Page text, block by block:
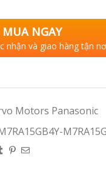
MUA NGAY
nhận và giao hàng tận
Motors Panasonic